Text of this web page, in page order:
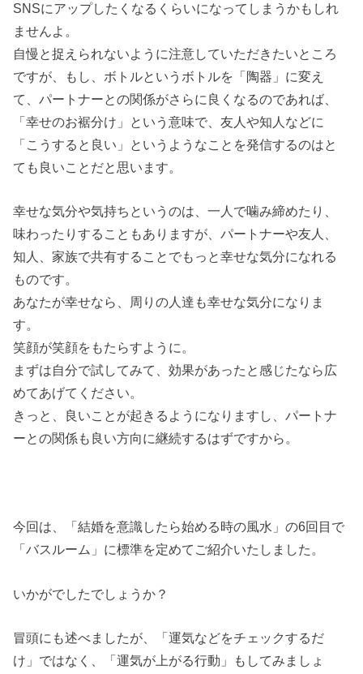
SNSにアップしたくなるくらいになってしまうかもしれ
ませんよ。
自慢と捉えられないように注意していただきたいところ
ですが、もし、ボトルというボトルを「陶器」に変え
て、パートナーとの関係がさらに良くなるのであれば、
「幸せのお裾分け」という意味で、友人や知人などに
「こうすると良い」というようなことを発信するのはと
ても良いことだと思います。
幸せな気分や気持ちというのは、一人で噛み締めたり、
味わったりすることもありますが、パートナーや友人、
知人、家族で共有することでもっと幸せな気分になれる
ものです。
あなたが幸せなら、周りの人達も幸せな気分になりま
す。
笑顔が笑顔をもたらすように。
まずは自分で試してみて、効果があったと感じたなら広
めてあげてください。
きっと、良いことが起きるようになりますし、パートナ
ーとの関係も良い方向に継続するはずですから。
今回は、「結婚を意識したら始める時の風水」の6回目で
「バスルーム」に標準を定めてご紹介いたしました。
いかがでしたでしょうか？
冒頭にも述べましたが、「運気などをチェックするだ
け」ではなく、「運気が上がる行動」もしてみましょ